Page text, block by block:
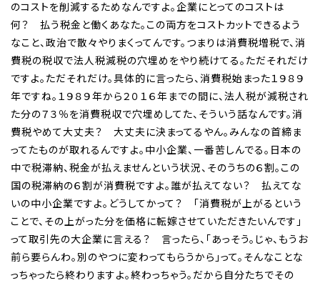
のコストを削減するためなんですよ。企業にとってのコストは
何？ 払う税金と働くあなた。この両方をコストカットできるよう
なこと、政治で散々やりまくってんです。つまりは消費税増税で、消
費税の税収で法人税減税の穴埋めをやり続けてる。ただそれだけ
ですよ。ただそれだけ。具体的に言ったら、消費税始まった１９８９
年ですね。１９８９年から２０１６年までの間に、法人税が減税され
た分の７３％を消費税収で穴埋めしてた、そういう話なんです。消
費税やめて大丈夫？ 大丈夫に決まってるやん。みんなの首締ま
ってたものが取れるんですよ。中小企業、一番苦しんでる。日本の
中で税滞納、税金が払えませんという状況、そのうちの６割。この
国の税滞納の６割が消費税ですよ。誰が払えてない？ 払えてな
いの中小企業ですよ。どうしてかって？ 「消費税が上がるという
ことで、その上がった分を価格に転嫁させていただきたいんです」
って取引先の大企業に言える？ 言ったら、「あっそう。じゃ、もうお
前ら要らんわ。別のやつに変わってもらうから」って。そんなことな
っちゃったら終わりますよ。終わっちゃう。だから自分たちでその